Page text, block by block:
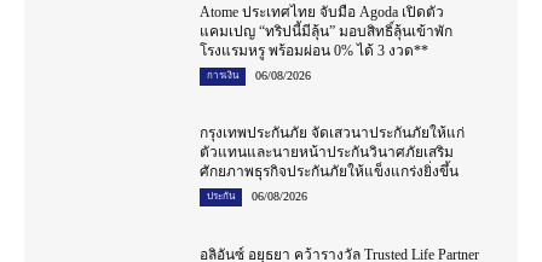
Atome ประเทศไทย จับมือ Agoda เปิดตัว
แคมเปญ “ทริปนี้มีลุ้น” มอบสิทธิ์ลุ้นเข้าพัก
โรงแรมหรู พร้อมผ่อน 0% ได้ 3 งวด**
การเงิน 06/08/2026
กรุงเทพประกันภัย จัดเสวนาประกันภัยให้แก่
ตัวแทนและนายหน้าประกันวินาศภัยเสริม
ศักยภาพธุรกิจประกันภัยให้แข็งแกร่งยิ่งขึ้น
ประกัน 06/08/2026
อลิอันซ์ อยุธยา คว้ารางวัล Trusted Life Partner